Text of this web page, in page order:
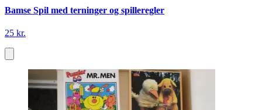
Bamse Spil med terninger og spilleregler
25 kr.